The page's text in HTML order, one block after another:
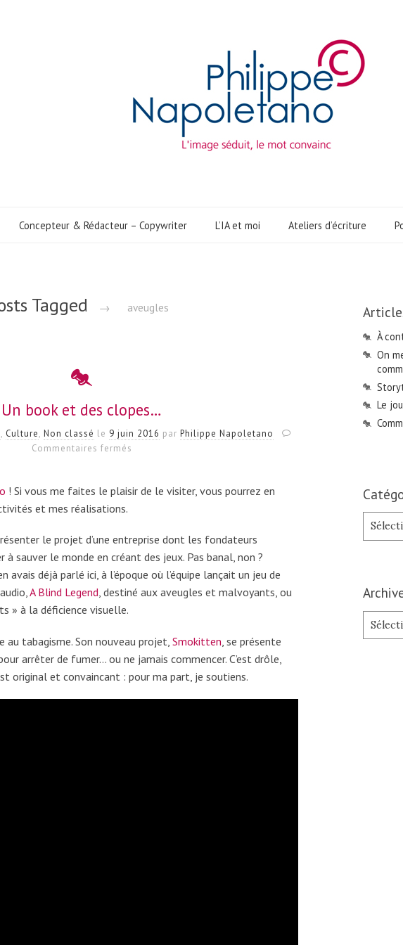
Concepteur & Rédacteur – Copywriter L’IA et moi Ateliers d’écriture
Tagged → aveugles
Un book et des clopes…
, Culture,Non classé le 9 juin 2016 parPhilippe Napoletano
Commentaires fermés
et
! Si vous me faites le plaisir de le visiter, vous pourrez en
et mes réalisations.
le projet d’une entreprise dont les fondateurs
à sauver le monde en créant des jeux. Pas banal, non ?
avais déjà parlé ici, à l’époque où l’équipe lançait un jeu de
A Blind Legend, destiné aux aveugles et malvoyants, ou
» à la déficience visuelle.
au tabagisme. Son nouveau projet,Smokitten , se présente
arrêter de fumer… ou ne jamais commencer. C’est drôle,
original et convaincant : pour ma part, je soutiens.
À
On
Le
Catégories
Archives